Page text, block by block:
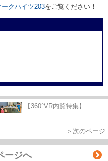
ークハイツ203をご覧ください！
【360°VR内覧特集】
＞次のページ
ージへ